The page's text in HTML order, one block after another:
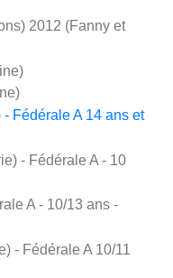
2012 (Fanny et
Fédérale A 14 ans et
- Fédérale A - 10
A - 10/13 ans -
- Fédérale A 10/11